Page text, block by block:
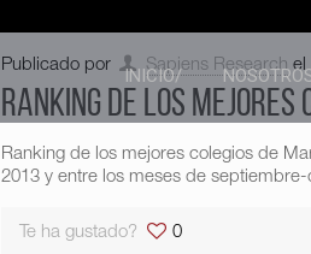
INICIO/
Publicado por Sapiens Research el
Ranking de los mejores
Ranking de los mejores colegios de
2013 y entre los meses de
Te ha gustado? 0